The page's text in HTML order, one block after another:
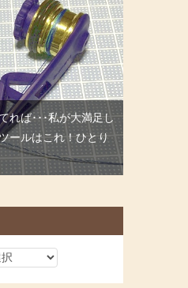
れば･･･私が大満足し
ールはこれ！ひとり